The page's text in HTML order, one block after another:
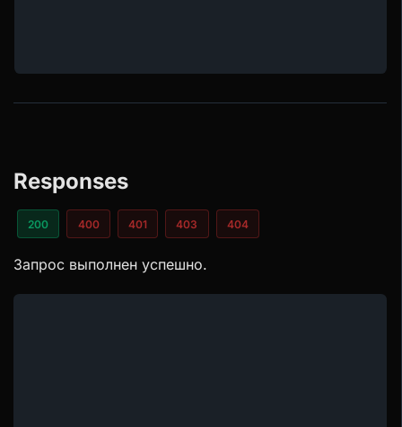
Responses
200 400 401 403 404
Запрос выполнен успешно.